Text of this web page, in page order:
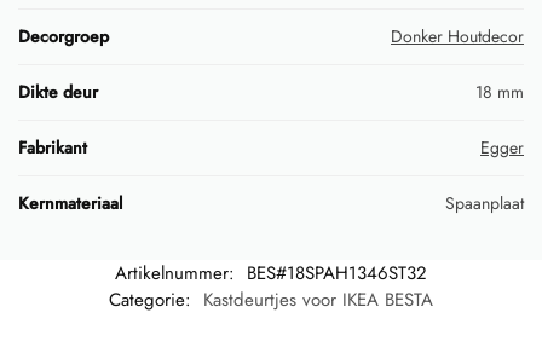
Decorgroep Donker Houtdecor
Dikte deur 18 mm
Fabrikant Egger
Kernmateriaal Spaanplaat
Artikelnummer: BES#18SPAH1346ST32
Categorie: Kastdeurtjes voor IKEA BESTA